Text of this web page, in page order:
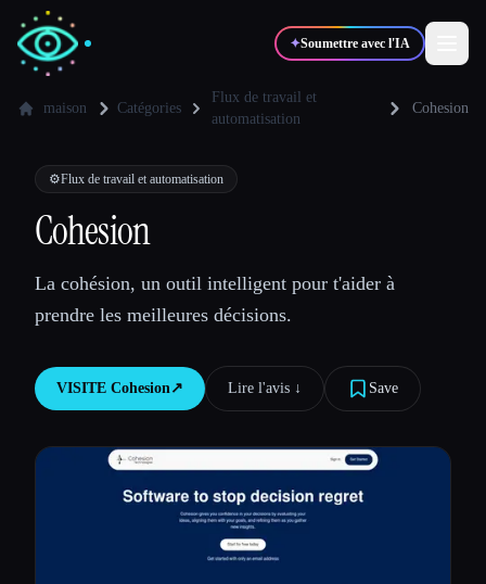
✦Soumettre avec l'IA
💻Développeurs
🎓Étudiants 🎬
Comparer les outils
maison Catégories
Flux de travail et
automatisation
Cohesion
⚙️Flux de travail et automatisation
Cohesion
La cohésion, un outil intelligent pour t'aider à
prendre les meilleures décisions.
VISITE Cohesion↗︎ Lire l'avis ↓︎ Save